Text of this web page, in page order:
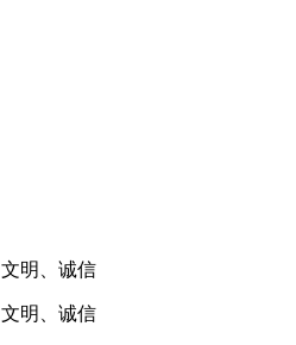
明、诚信
明、诚信